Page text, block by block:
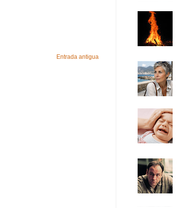
Entrada antigua